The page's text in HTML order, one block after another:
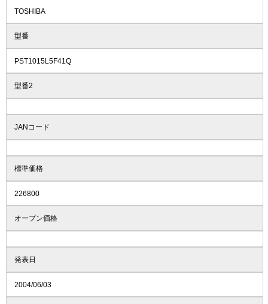
TOSHIBA
型番
PST1015L5F41Q
型番2
JANコード
標準価格
226800
オープン価格
発表日
2004/06/03